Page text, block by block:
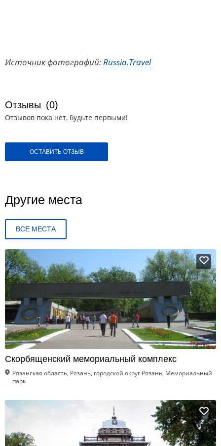
Источник фотографий:Russia.Travel
Отзывы (0)
Отзывов пока нет, будьте первыми!
ОСТАВИТЬ ОТЗЫВ
Другие места
ВСЕ МЕСТА
Скорбященский мемориальный комплекс
Рязанская область, Рязань, городской округ Рязань, Мемориальный
парк